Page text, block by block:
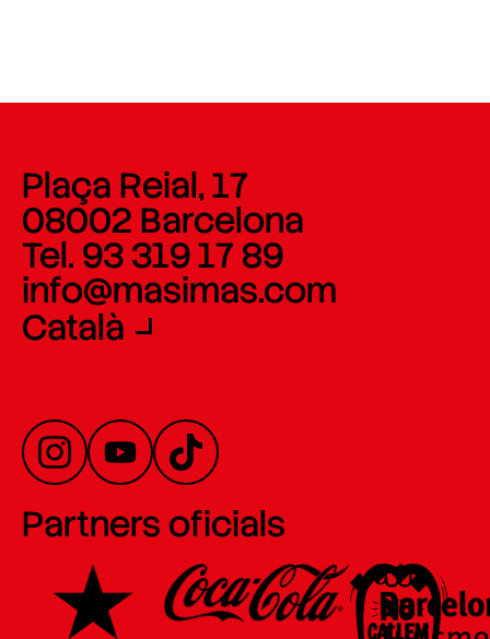
Plaça Reial, 17
08002 Barcelona
Tel. 93 319 17 89
info@masimas.com
Català
Partners oficials